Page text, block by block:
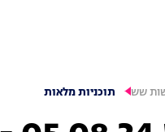
שש תוכניות מלאות